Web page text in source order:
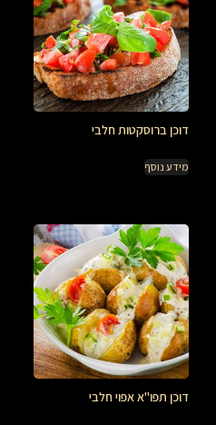
דוכן ברוסקטות חלבי
מידע נוסף
דוכן תפו"א אפוי חלבי